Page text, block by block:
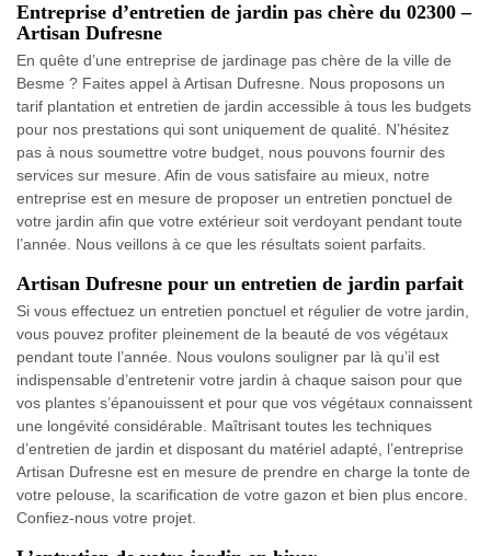
Entreprise d’entretien de jardin pas chère du 02300 –
Artisan Dufresne
En quête d’une entreprise de jardinage pas chère de la ville de
Besme ? Faites appel à Artisan Dufresne. Nous proposons un
tarif plantation et entretien de jardin accessible à tous les budgets
pour nos prestations qui sont uniquement de qualité. N’hésitez
pas à nous soumettre votre budget, nous pouvons fournir des
services sur mesure. Afin de vous satisfaire au mieux, notre
entreprise est en mesure de proposer un entretien ponctuel de
votre jardin afin que votre extérieur soit verdoyant pendant toute
l’année. Nous veillons à ce que les résultats soient parfaits.
Artisan Dufresne pour un entretien de jardin parfait
Si vous effectuez un entretien ponctuel et régulier de votre jardin,
vous pouvez profiter pleinement de la beauté de vos végétaux
pendant toute l’année. Nous voulons souligner par là qu’il est
indispensable d’entretenir votre jardin à chaque saison pour que
vos plantes s’épanouissent et pour que vos végétaux connaissent
une longévité considérable. Maîtrisant toutes les techniques
d’entretien de jardin et disposant du matériel adapté, l’entreprise
Artisan Dufresne est en mesure de prendre en charge la tonte de
votre pelouse, la scarification de votre gazon et bien plus encore.
Confiez-nous votre projet.